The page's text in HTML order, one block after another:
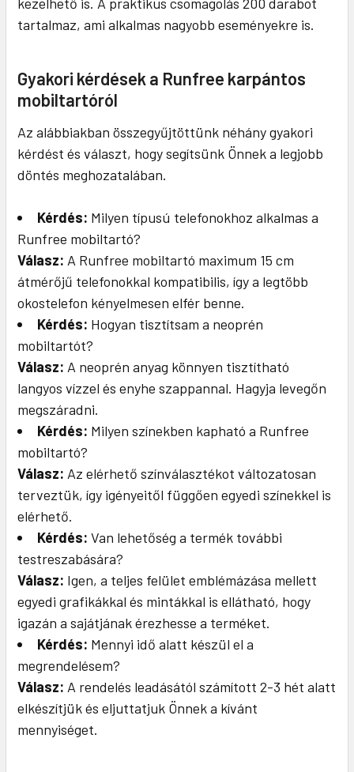
tartalmaz, ami alkalmas nagyobb eseményekre is.
Gyakori kérdések a Runfree karpántos
mobiltartóról
Az alábbiakban összegyűjtöttünk néhány gyakori
kérdést és választ, hogy segítsünk Önnek a legjobb
döntés meghozatalában.
Kérdés: Milyen típusú telefonokhoz alkalmas a
Runfree mobiltartó?
Válasz: A Runfree mobiltartó maximum 15 cm
átmérőjű telefonokkal kompatibilis, így a legtöbb
okostelefon kényelmesen elfér benne.
Kérdés: Hogyan tisztítsam a neoprén
mobiltartót?
Válasz: A neoprén anyag könnyen tisztítható
langyos vízzel és enyhe szappannal. Hagyja levegőn
megszáradni.
Kérdés: Milyen színekben kapható a Runfree
mobiltartó?
Válasz: Az elérhető színválasztékot változatosan
terveztük, így igényeitől függően egyedi színekkel is
elérhető.
Kérdés: Van lehetőség a termék további
testreszabására?
Válasz: Igen, a teljes felület emblémázása mellett
egyedi grafikákkal és mintákkal is ellátható, hogy
igazán a sajátjának érezhesse a terméket.
Kérdés: Mennyi idő alatt készül el a
megrendelésem?
Válasz: A rendelés leadásától számított 2-3 hét alatt
elkészítjük és eljuttatjuk Önnek a kívánt
mennyiséget.